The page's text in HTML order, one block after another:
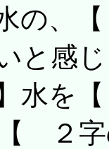
の、
と感
水を
２